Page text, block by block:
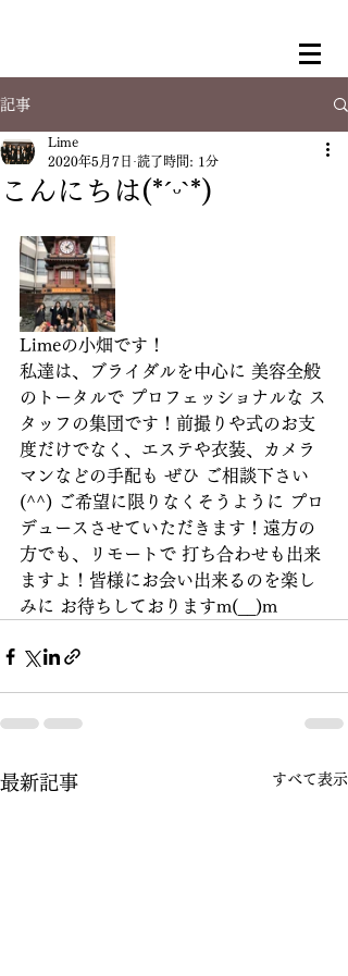
記事
こんにちは(*ˊᵕˋ*)
Lime
2020年5月7日 読了時間: 1分
Limeの小畑です！
私達は、ブライダルを中心に 美容全般
のトータルで プロフェッショナルな ス
タッフの集団です！前撮りや式のお支
度だけでなく、エステや衣装、カメラ
マンなどの手配も ぜひ ご相談下さい
(^^) ご希望に限りなくそうように プロ
デュースさせていただきます！遠方の
方でも、リモートで 打ち合わせも出来
ますよ！皆様にお会い出来るのを楽し
みに お待ちしておりますm(__)m
最新記事 すべて表示